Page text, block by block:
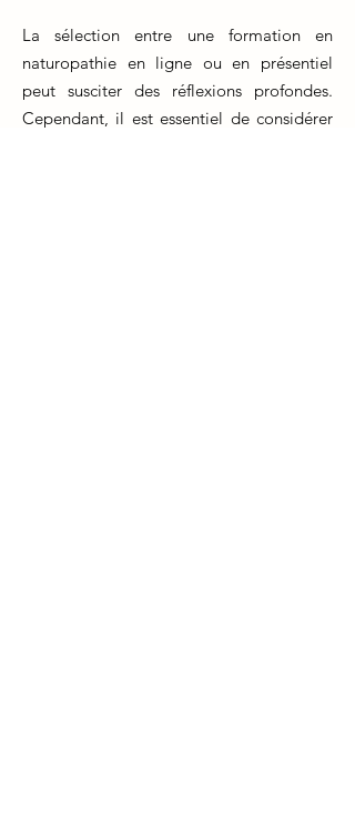
La sélection entre une formation en
naturopathie en ligne ou en présentiel
peut susciter des réflexions profondes.
Cependant, il est essentiel de considérer